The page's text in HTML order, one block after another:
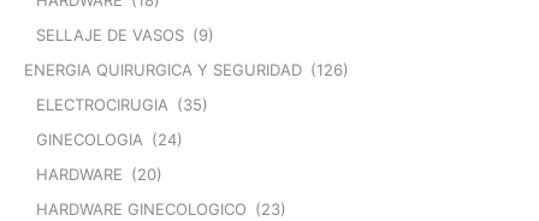
SELLAJE DE VASOS (9)
ENERGIA QUIRURGICA Y SEGURIDAD (126)
ELECTROCIRUGIA (35)
GINECOLOGIA (24)
HARDWARE (20)
HARDWARE GINECOLOGICO (23)